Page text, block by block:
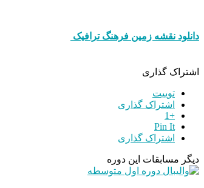
دانلود نقشه زمین فرهنگ ترافیک
اشتراک گذاری
توییت
اشتراک گذاری
+1
Pin It
اشتراک گذاری
دیگر مسابقات این دوره